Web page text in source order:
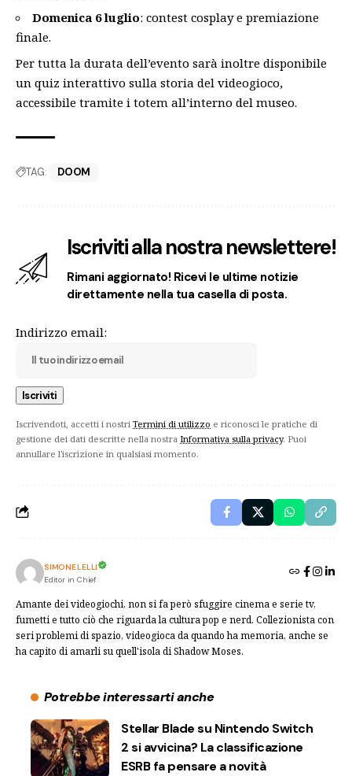
Domenica 6 luglio: contest cosplay e premiazione
finale.
Per tutta la durata dell’evento sarà inoltre disponibile
un quiz interattivo sulla storia del videogioco,
accessibile tramite i totem all’interno del museo.
TAG: DOOM
Iscriviti alla nostra newslettere!
Rimani aggiornato! Ricevi le ultime notizie
direttamente nella tua casella di posta.
Indirizzo email:
Iscrivendoti, accetti i nostri Termini di utilizzo e riconosci le pratiche di
gestione dei dati descritte nella nostra Informativa sulla privacy. Puoi
annullare l'iscrizione in qualsiasi momento.
SIMONE LELLI
Editor in Chief
Amante dei videogiochi, non si fa però sfuggire cinema e serie tv,
fumetti e tutto ciò che riguarda la cultura pop e nerd. Collezionista con
seri problemi di spazio, videogioca da quando ha memoria, anche se
ha capito di amarli su quell'isola di Shadow Moses.
Potrebbe interessarti anche
Stellar Blade su Nintendo Switch
2 si avvicina? La classificazione
ESRB fa pensare a novità